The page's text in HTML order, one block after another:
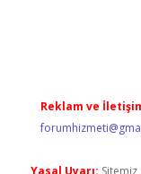
Reklam ve
Yasal Uyarı: